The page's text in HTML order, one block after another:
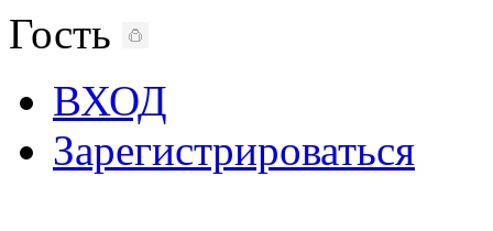
Гость
ВХОД
Зарегистрироваться